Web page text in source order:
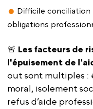
Difficile
obligations
🚨 Les facteurs de
l'épuisement de
out sont multiples :
moral, isolement
refus d’aide